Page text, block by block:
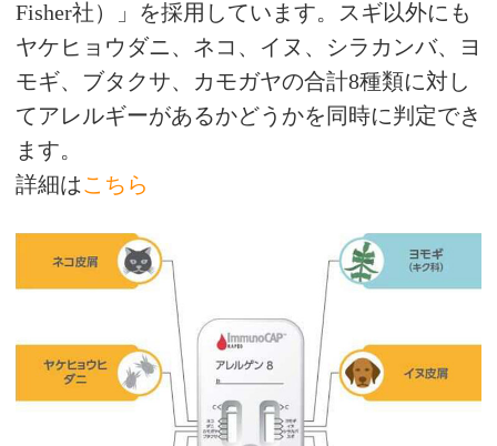
Fisher社）」を採用しています。スギ以外にも
ヤケヒョウダニ、ネコ、イヌ、シラカンバ、ヨ
モギ、ブタクサ、カモガヤの合計8種類に対し
てアレルギーがあるかどうかを同時に判定でき
ます。
詳細はこちら